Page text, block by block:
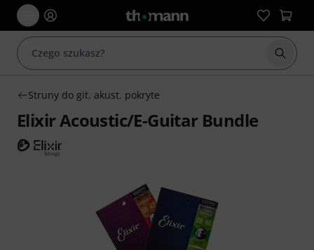
Struny do git. akust. pokryte
Elixir Acoustic/E-Guitar Bundle